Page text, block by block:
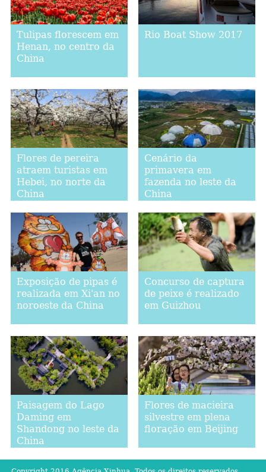
Tulipas florescem em
Henan, no centro da
China
Rio Boat Show 2017
Flores de pereira
atraem turistas em
Hebei, no norte da
China
Cenário da
primavera em
fazenda no leste da
China
Exposição de pipas é
realizada em Xi'an no
noroeste da China
Concurso de captura
de peixe é realizado
em Guizhou
Paisagem do Lago
Daming em
Shandong no leste da
China
Flores de macieira
silvestre em plena
floração em Beijing